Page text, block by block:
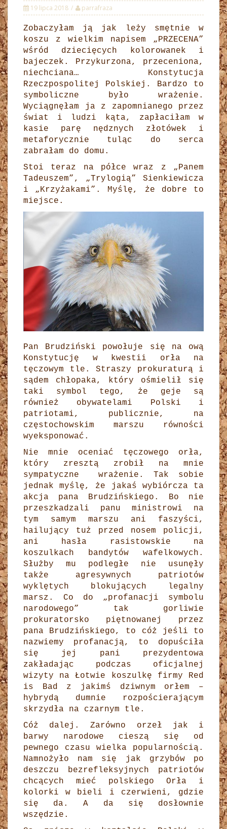
19 lipca 2018 parrafraza
Zobaczyłam ją jak leży smętnie w
koszu z wielkim napisem „PRZECENA”
wśród dziecięcych kolorowanek i
bajeczek. Przykurzona, przeceniona,
niechciana… Konstytucja
Rzeczpospolitej Polskiej. Bardzo to
symboliczne było wrażenie.
Wyciągnęłam ja z zapomnianego przez
świat i ludzi kąta, zapłaciłam w
kasie parę nędznych złotówek i
metaforycznie tuląc do serca
zabrałam do domu.
Stoi teraz na półce wraz z „Panem
Tadeuszem”, „Trylogią” Sienkiewicza
i „Krzyżakami”. Myślę, że dobre to
miejsce.
Pan Brudziński powołuje się na ową
Konstytucję w kwestii orła na
tęczowym tle. Straszy prokuraturą i
sądem chłopaka, który ośmielił się
taki symbol tego, że geje są
również obywatelami Polski i
patriotami, publicznie, na
częstochowskim marszu równości
wyeksponować.
Nie mnie oceniać tęczowego orła,
który zresztą zrobił na mnie
sympatyczne wrażenie. Tak sobie
jednak myślę, że jakaś wybiórcza ta
akcja pana Brudzińskiego. Bo nie
przeszkadzali panu ministrowi na
tym samym marszu ani faszyści,
hailujący tuż przed nosem policji,
ani hasła rasistowskie na
koszulkach bandytów wafelkowych.
Służby mu podległe nie usunęły
także agresywnych patriotów
wyklętych blokujących legalny
marsz. Co do „profanacji symbolu
narodowego” tak gorliwie
prokuratorsko piętnowanej przez
pana Brudzińskiego, to cóż jeśli to
nazwiemy profanacją, to dopuściła
się jej pani prezydentowa
zakładając podczas oficjalnej
wizyty na Łotwie koszulkę firmy Red
is Bad z jakimś dziwnym orłem –
hybrydą dumnie rozpościerającym
skrzydła na czarnym tle.
Cóż dalej. Zarówno orzeł jak i
barwy narodowe cieszą się od
pewnego czasu wielka popularnością.
Namnożyło nam się jak grzybów po
deszczu bezrefleksyjnych patriotów
chcących mieć polskiego Orła i
kolorki w bieli i czerwieni, gdzie
się da. A da się dosłownie
wszędzie.